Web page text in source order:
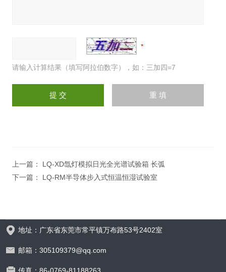
请输入计算结果（填写阿拉伯数字），如：三加四=7
上一篇： LQ-XD氙灯模拟日光全光谱试验箱 长弧
下一篇： LQ-RM半导体步入式恒温恒湿试验室
地址：广东省东莞市常平镇万布路53号2402室
邮箱：305109379@qq.com